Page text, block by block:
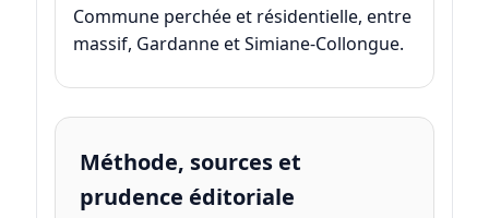
Commune perchée et résidentielle, entre
massif, Gardanne et Simiane-Collongue.
Méthode, sources et
prudence éditoriale